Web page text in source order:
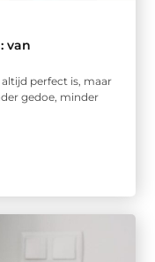
van
perfect is, maar
gedoe, minder